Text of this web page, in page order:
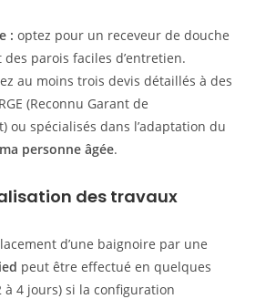
: optez pour un receveur de douche
des parois faciles d’entretien.
au moins trois devis détaillés à des
(Reconnu Garant de
ou spécialisés dans l’adaptation du
personne âgée.
des travaux
d’une baignoire par une
peut être effectué en quelques
à 4 jours) si la configuration